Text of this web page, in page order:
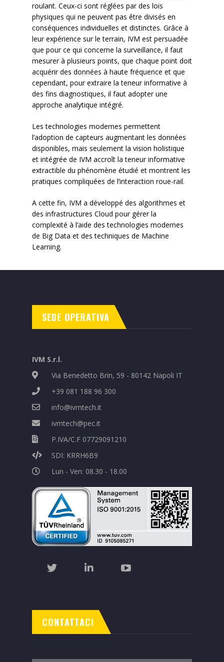
roulant. Ceux-ci sont réglées par des lois
physiques qui ne peuvent pas être divisés en
conséquences individuelles et distinctes. Grâce à
leur expérience sur le terrain, IVM est persuadée
que pour ce qui concerne la surveillance, il faut
mesurer à plusieurs points, que chaque point doit
acquérir des données à haute fréquence et que
cependant, pour extraire la teneur informative à
des fins diagnostiques, il faut adopter une
approche analytique intégré.
Les technologies modernes permettent
l’adoption de capteurs augmentant les données
disponibles, mais seulement la vision holistique
et intégrée de IVM accroît la teneur informative
extractible du phénomène étudié et montrent les
pratiques compliquées de l’interaction roue-rail.
A cette fin, IVM a développé des algorithmes et
des infrastructures Cloud pour gérer la
complexité à l’aide des technologies modernes
de Big Data et des techniques de Machine
Learning.
SEDE OPERATIVA
IVM S.r.l.
Via Benedetto Brin, 59 - 80142 Napoli IT
+39 081 188 96 300
info@ivmtech.it
ivmtech@pec.it
P.IVA/C.F 07729091210
SDI: KRRH6B9
Lun - Ven: 08.30 - 18.00
CONTATTACI